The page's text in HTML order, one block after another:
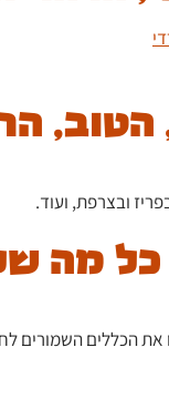
ובצרפת, ועוד.
הכללים השמורים